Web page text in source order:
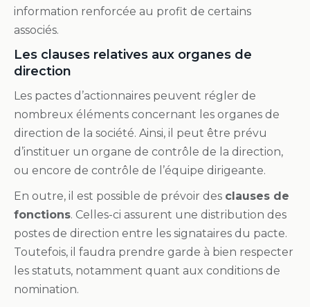
information renforcée au profit de certains
associés.
Les clauses relatives aux organes de
direction
Les pactes d’actionnaires peuvent régler de
nombreux éléments concernant les organes de
direction de la société. Ainsi, il peut être prévu
d’instituer un organe de contrôle de la direction,
ou encore de contrôle de l’équipe dirigeante.
En outre, il est possible de prévoir des clauses de
fonctions. Celles-ci assurent une distribution des
postes de direction entre les signataires du pacte.
Toutefois, il faudra prendre garde à bien respecter
les statuts, notamment quant aux conditions de
nomination.